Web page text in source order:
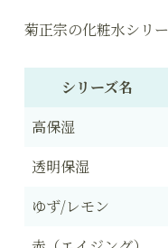
菊正宗の化粧水シリ
シリーズ名
高保湿
透明保湿
ゆず/レモン